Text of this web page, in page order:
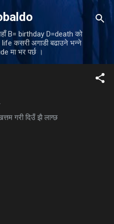
content
B= birthday D=death को
कसरी अगाडी बढाउने भन्ने
मा भर पर्छ ।
गरी दिउँ झै लाग्छ